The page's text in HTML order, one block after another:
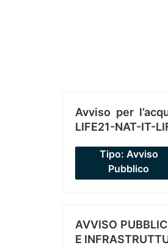
Avviso per
LIFE21-NAT-IT-
Tipo: Avviso
Pubblico
AVVISO
E